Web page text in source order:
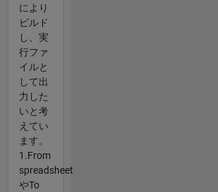
により
ビルド
し、実
行ファ
イルと
して出
力した
いと考
えてい
ます。
1.From
spreadsheet
やTo